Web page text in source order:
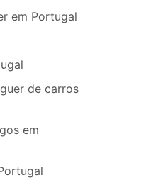
em Portugal
de carros
em